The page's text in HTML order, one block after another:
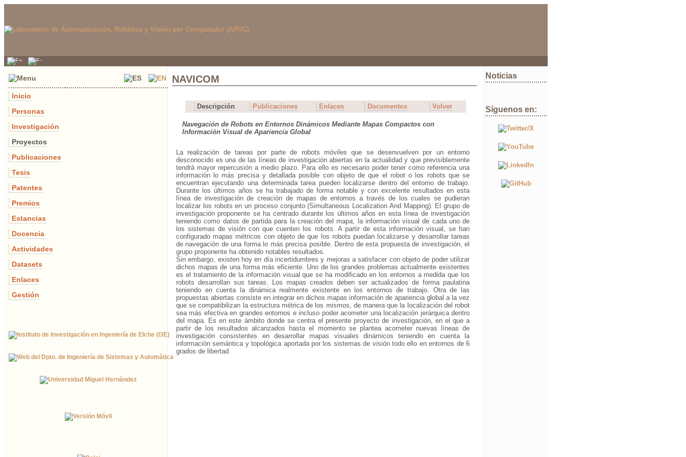
Inicio
Personas
Investigación
Proyectos
Publicaciones
Tesis
Patentes
Premios
Estancias
Docencia
Actividades
Datasets
Enlaces
Gestión
NAVICOM
Descripción Publicaciones Enlaces Documentos Volver
Navegación de Robots en Entornos Dinámicos Mediante Mapas Compactos con
Información Visual de Apariencia Global
La realización de tareas por parte de robots móviles que se desenvuelven por un entorno
desconocido es una de las líneas de investigación abiertas en la actualidad y que previsiblemente
tendrá mayor repercusión a medio plazo. Para ello es necesario poder tener como referencia una
información lo más precisa y detallada posible con objeto de que el robot o los robots que se
encuentran ejecutando una determinada tarea pueden localizarse dentro del entorno de trabajo.
Durante los últimos años se ha trabajado de forma notable y con excelente resultados en esta
línea de investigación de creación de mapas de entornos a través de los cuales se pudieran
localizar los robots en un proceso conjunto (Simultaneous Localization And Mapping). El grupo de
investigación proponente se ha centrado durante los últimos años en esta línea de investigación
teniendo como datos de partida para la creación del mapa, la información visual de cada uno de
los sistemas de visión con que cuenten los robots. A partir de esta información visual, se han
configurado mapas métricos con objeto de que los robots puedan localizarse y desarrollar tareas
de navegación de una forma lo más precisa posible. Dentro de esta propuesta de investigación, el
grupo proponente ha obtenido notables resultados.
Sin embargo, existen hoy en día incertidumbres y mejoras a satisfacer con objeto de poder utilizar
dichos mapas de una forma más eficiente. Uno de los grandes problemas actualmente existentes
es el tratamiento de la información visual que se ha modificado en los entornos a medida que los
robots desarrollan sus tareas. Los mapas creados deben ser actualizados de forma paulatina
teniendo en cuenta la dinámica realmente existente en los entornos de trabajo. Otra de las
propuestas abiertas consiste en integrar en dichos mapas información de apariencia global a la vez
que se compatibilizan la estructura métrica de los mismos, de manera que la localización del robot
sea más efectiva en grandes entornos e incluso poder acometer una localización jerárquica dentro
del mapa. Es en este ámbito donde se centra el presente proyecto de investigación, en el que a
partir de los resultados alcanzados hasta el momento se plantea acometer nuevas líneas de
investigación consistentes en desarrollar mapas visuales dinámicos teniendo en cuenta la
información semántica y topológica aportada por los sistemas de visión todo ello en entornos de 6
grados de libertad.
Noticias
Síguenos en: